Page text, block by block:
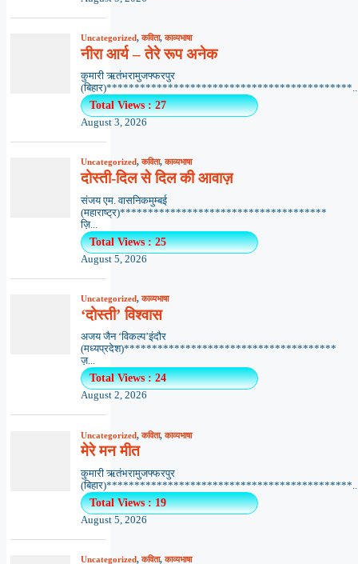
Uncategorized,कविता,काव्यभाषा
नीरा आर्य – तेरे रूप अनेक
कुमारी ऋतंभरामुजफ्फरपुर
Total Views : 27
August 3, 2026
Uncategorized,कविता,काव्यभाषा
दोस्ती-दिल से दिल की आवाज़
संजय एम. वासनिकमुम्बई
(महाराष्ट्र)*************************************
ज़ि...
Total Views : 25
August 5, 2026
Uncategorized,काव्यभाषा
‘दोस्ती’ विश्वास
अजय जैन ‘विकल्प’इंदौर
(मध्यप्रदेश)**************************************
ज़...
Total Views : 24
August 2, 2026
Uncategorized,कविता,काव्यभाषा
मेरे मन मीत
कुमारी ऋतंभरामुजफ्फरपुर
Total Views : 19
August 5, 2026
Uncategorized,कविता,काव्यभाषा